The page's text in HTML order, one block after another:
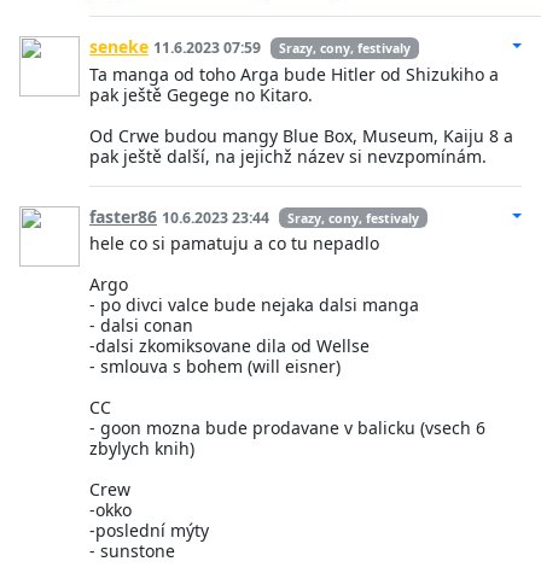
seneke 11.6.2023 07:59 Srazy, cony, festivaly
Ta manga od toho Arga bude Hitler od Shizukiho a
pak ještě Gegege no Kitaro.
Od Crwe budou mangy Blue Box, Museum, Kaiju 8 a
pak ještě další, na jejichž název si nevzpomínám.
faster86 10.6.2023 23:44 Srazy, cony, festivaly
hele co si pamatuju a co tu nepadlo
Argo
- po divci valce bude nejaka dalsi manga
- dalsi conan
-dalsi zkomiksovane dila od Wellse
- smlouva s bohem (will eisner)
CC
- goon mozna bude prodavane v balicku (vsech 6
zbylych knih)
Crew
-okko
-poslední mýty
- sunstone